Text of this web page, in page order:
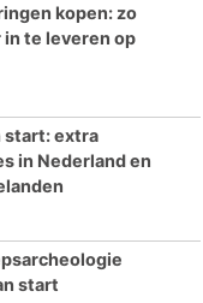
kopen: zo
in te leveren op
start: extra
in Nederland en
start